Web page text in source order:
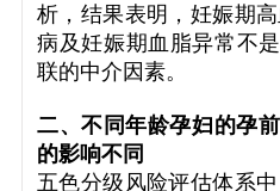
析，结果表明，妊娠期
病及妊娠期血脂异常不
联的中介因素。
二、不同年龄孕妇的孕
的影响不同
五色分级风险评估体系